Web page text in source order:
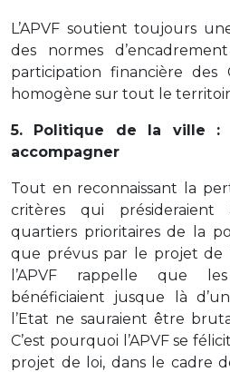
L’APVF soutient toujours
des normes
participation financière des
homogène sur tout le
5. Politique de la ville :
accompagner
Tout en reconnaissant la
critères qui présideraient
quartiers prioritaires de la
que prévus par le projet de
l’APVF rappelle que
bénéficiaient jusque là
l’Etat ne sauraient être
C’est pourquoi l’APVF se
projet de loi, dans le cadre